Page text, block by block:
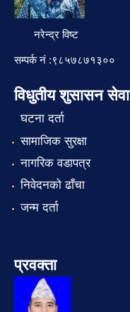
नरेन्द्र विष्ट
सम्पर्क नं :९८५७८७१३००
विधुतीय शुसासन सेवा
घटना दर्ता
सामाजिक सुरक्षा
नागरिक वडापत्र
निवेदनको ढाँचा
जन्म दर्ता
प्रवक्ता